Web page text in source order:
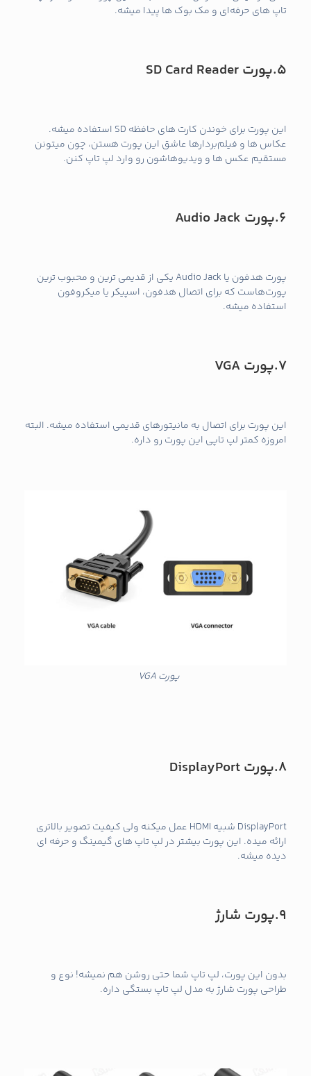
تاپ‌ های حرفه‌ای و مک‌ بوک‌ ها پیدا میشه.
5. پورت
این پورت برای خوندن کارت‌ های حافظه SD استفاده میشه.
عکاس‌ ها و فیلم‌بردارها عاشق این پورت هستن، چون میتونن
مستقیم عکس‌ ها و ویدیوهاشون رو وارد لپ تاپ کنن.
6.پورت
پورت هدفون یا Audio Jack یکی از قدیمی‌ ترین و محبوب‌ ترین
پورت‌هاست که برای اتصال هدفون، اسپیکر یا میکروفون
استفاده میشه.
7.پورت
این پورت برای اتصال به مانیتورهای قدیمی استفاده میشه. البته
امروزه کمتر لپ تاپی این پورت رو داره.
پورت VGA
8.پورت
DisplayPort شبیه HDMI عمل میکنه ولی کیفیت تصویر بالاتری
ارائه میده. این پورت بیشتر در لپ تاپ‌ های گیمینگ و حرفه‌ ای
دیده میشه.
9.پورت شارژ
بدون این پورت، لپ تاپ شما حتی روشن هم نمیشه! نوع و
طراحی پورت شارژ به مدل لپ تاپ بستگی داره.